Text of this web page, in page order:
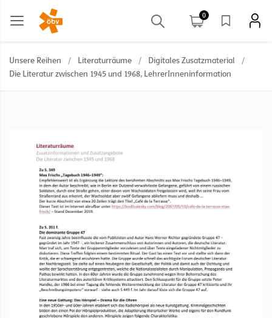
0
Unsere Reihen / Literaturräume / Digitales Zusatzmaterial
/
Die Literatur zwischen 1945 und 1968, LehrerInneninformation